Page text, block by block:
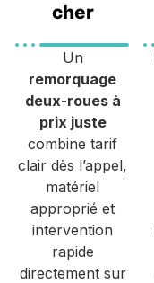
cher
Un
remorquage
deux-roues à
prix juste
combine tarif
clair dès l’appel,
matériel
approprié et
intervention
rapide
directement sur